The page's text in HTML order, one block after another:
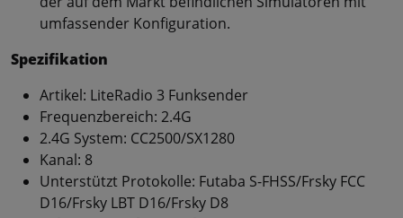
umfassender Konfiguration.
Spezifikation
Artikel: LiteRadio 3 Funksender
Frequenzbereich: 2.4G
2.4G System: CC2500/SX1280
Kanal: 8
Unterstützt Protokolle: Futaba S-FHSS/Frsky FCC
D16/Frsky LBT D16/Frsky D8